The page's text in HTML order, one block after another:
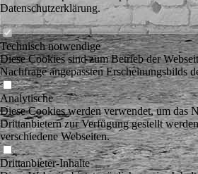
Datenschutzerklärung.
Technisch notwendige
Diese Cookies sind zum Betrieb der
Nachfrage angepassten Erscheinungsbilds
Analytische
Diese Cookies werden verwendet, um das
Drittanbietern zur Verfügung gestellt
verschiedene Webseiten.
Drittanbieter-Inhalte